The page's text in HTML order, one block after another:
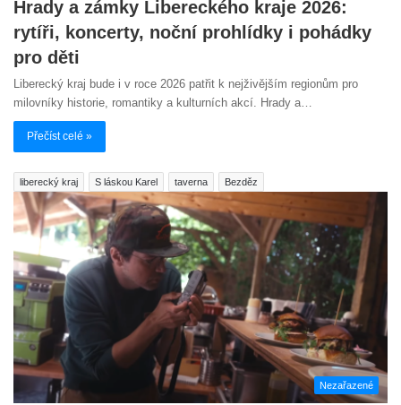
Hrady a zámky Libereckého kraje 2026:
rytíři, koncerty, noční prohlídky i pohádky
pro děti
Liberecký kraj bude i v roce 2026 patřit k nejživějším regionům pro
milovníky historie, romantiky a kulturních akcí. Hrady a…
Přečíst celé »
liberecký kraj S láskou Karel taverna Bezděz
Nezařazené